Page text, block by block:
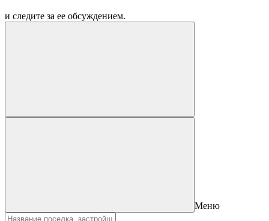
и следите за ее обсуждением.
Меню